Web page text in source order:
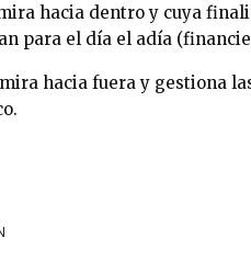
hacia dentro y cuya
para el día el adía
hacia fuera y gestiona